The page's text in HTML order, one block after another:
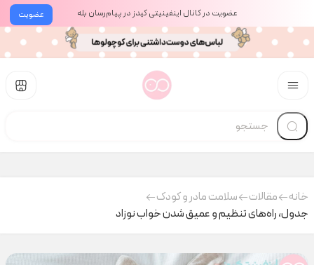
عضویت عضویت در کانال اینفینیتی کیدز در پیام‌رسان بله
خانه مقالات
سلامت مادر و کودک
جدول، راه‌های تنظیم و عمیق شدن خواب نوزاد